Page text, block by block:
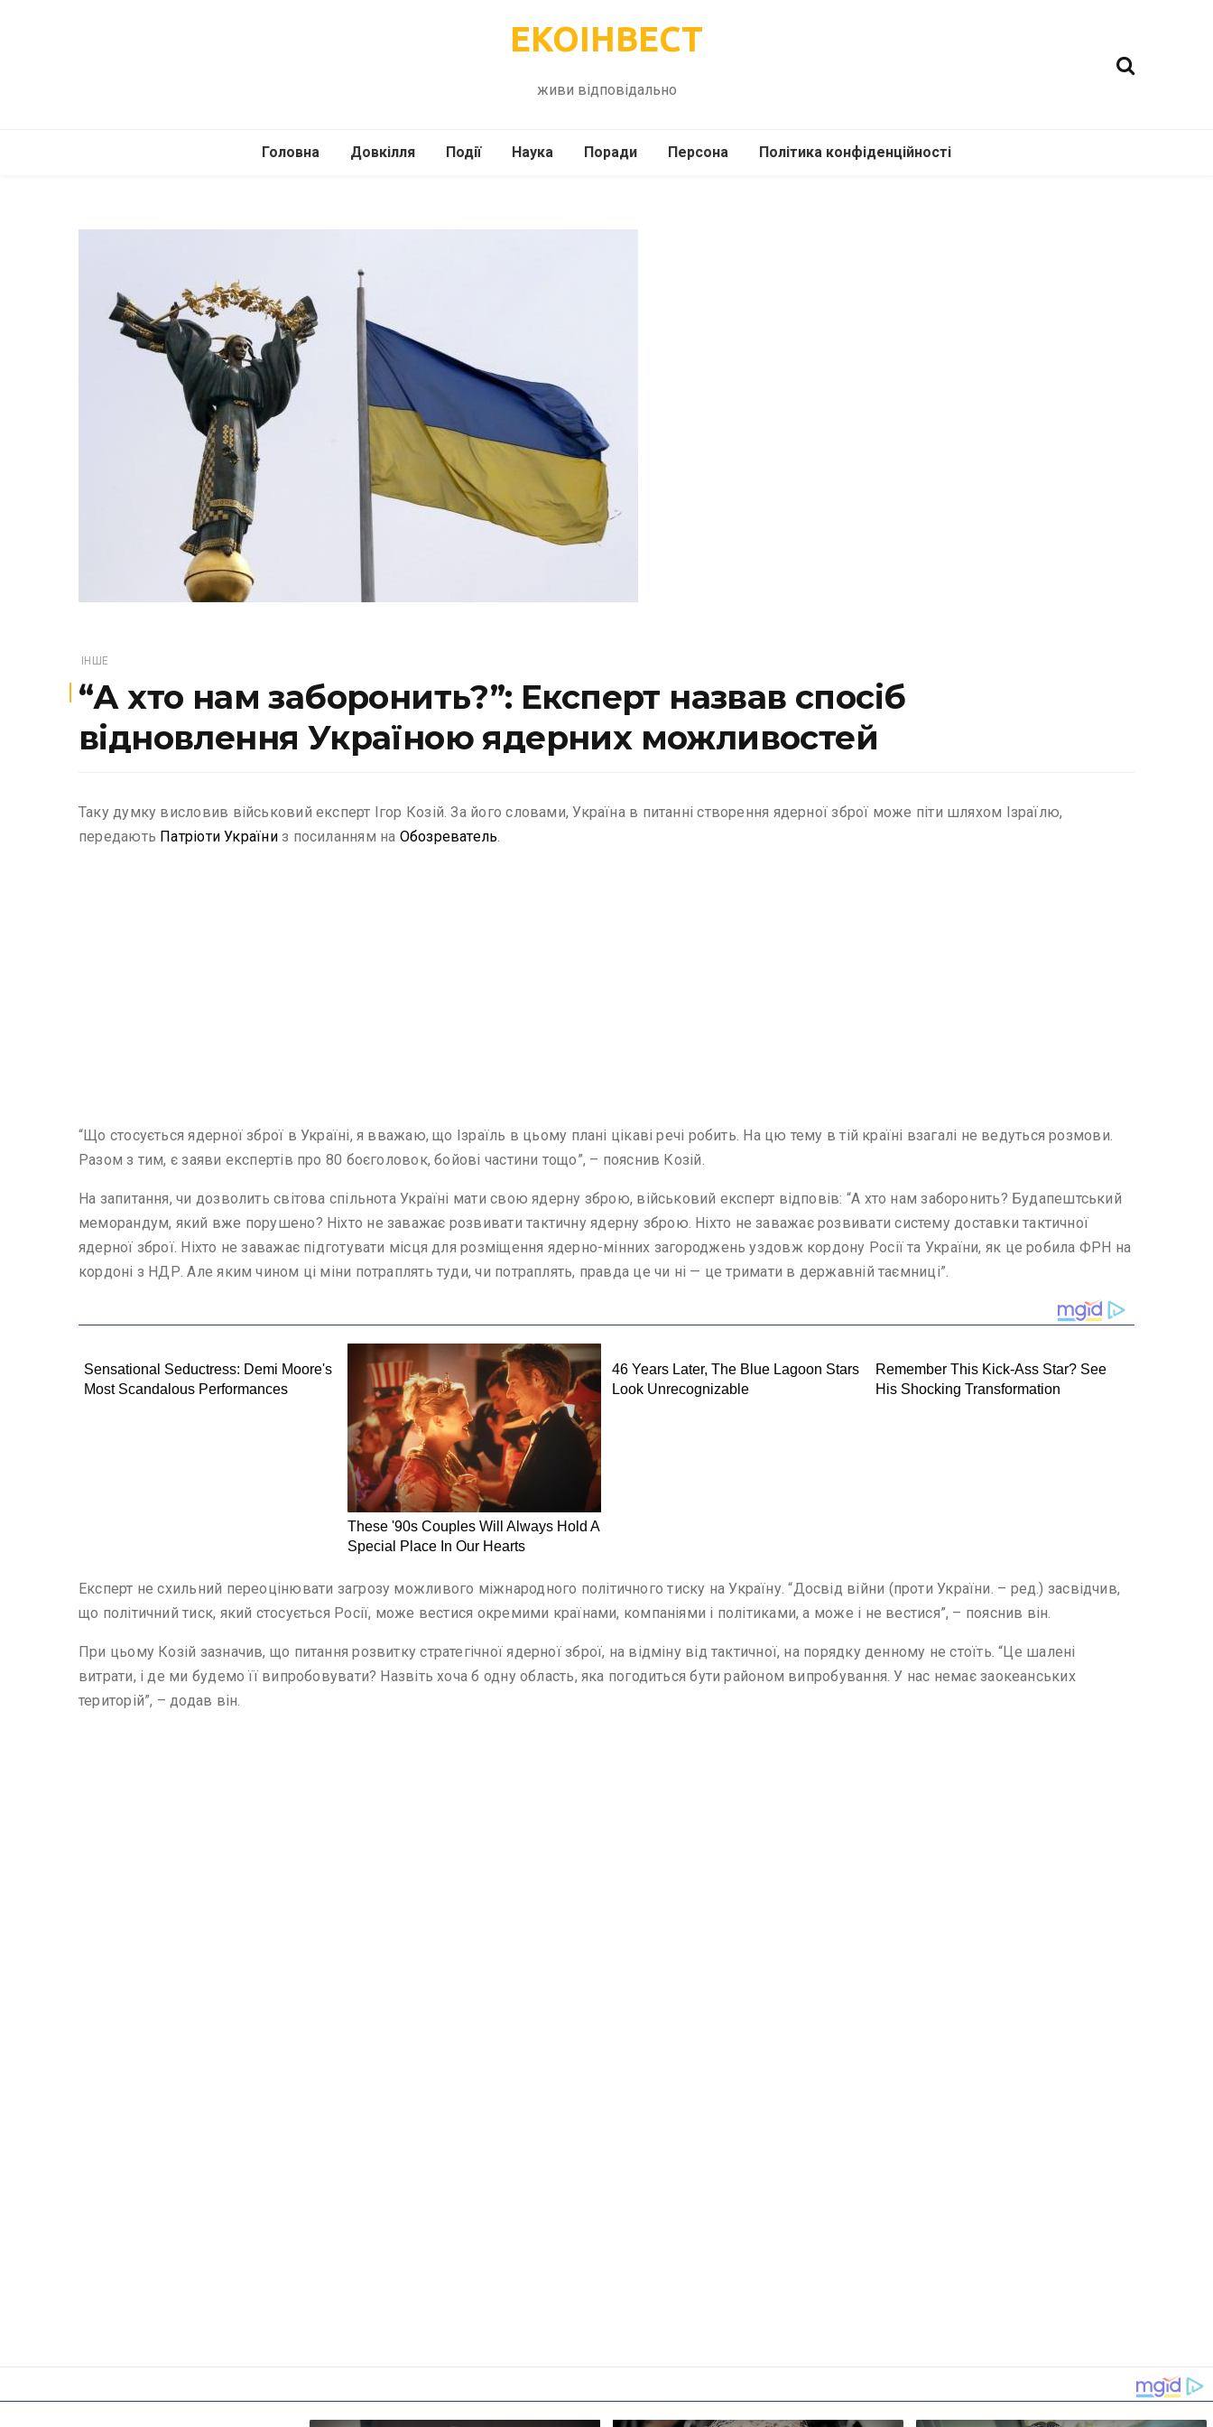
ЕКОІНВЕСТ
живи відповідально
Головна Довкілля
Подорожі
Події
Інше
Наука
Психологія
Поради
Здоров’я
Персона Політика конфіденційності
ІНШЕ
“А хто нам заборонить?”: Експерт назвав спосіб
відновлення Україною ядерних можливостей
Таку думку висловив військовий експерт Ігор Козій. За його словами, Україна в питанні створення ядерної зброї може піти шляхом Ізраїлю,
передають Патріоти Україниз посиланням на Обозреватель.
“Що стосується ядерної зброї в Україні, я вважаю, що Ізраїль в цьому плані цікаві речі робить. На цю тему в тій країні взагалі не ведуться розмови.
Разом з тим, є заяви експертів про 80 боєголовок, бойові частини тощо”, – пояснив Козій.
На запитання, чи дозволить світова спільнота Україні мати свою ядерну зброю, військовий експерт відповів: “А хто нам заборонить? Будапештський
меморандум, який вже порушено? Ніхто не заважає розвивати тактичну ядерну зброю. Ніхто не заважає розвивати систему доставки тактичної
ядерної зброї. Ніхто не заважає підготувати місця для розміщення ядерно-мінних загороджень уздовж кордону Росії та України, як це робила ФРН на
кордоні з НДР. Але яким чином ці міни потраплять туди, чи потраплять, правда це чи ні — це тримати в державній таємниці”.
Експерт не схильний переоцінювати загрозу можливого міжнародного політичного тиску на Україну. “Досвід війни (проти України. – ред.) засвідчив,
що політичний тиск, який стосується Росії, може вестися окремими країнами, компаніями і політиками, а може і не вестися”, – пояснив він.
При цьому Козій зазначив, що питання розвитку стратегічної ядерної зброї, на відміну від тактичної, на порядку денному не стоїть. “Це шалені
витрати, і де ми будемо її випробовувати? Назвіть хоча б одну область, яка погодиться бути районом випробування. У нас немає заокеанських
територій”, – додав він.